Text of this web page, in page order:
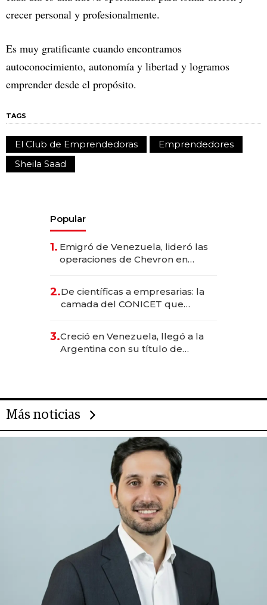
crecer personal y profesionalmente.
Es muy gratificante cuando encontramos
autoconocimiento, autonomía y libertad y logramos
emprender desde el propósito.
TAGS
El Club de Emprendedoras
Emprendedores
Sheila Saad
Popular
1. Emigró de Venezuela, lideró las
operaciones de Chevron en
2.De científicas a empresarias: la
camada del CONICET que
3.Creció en Venezuela, llegó a la
Argentina con su título de
Más noticias